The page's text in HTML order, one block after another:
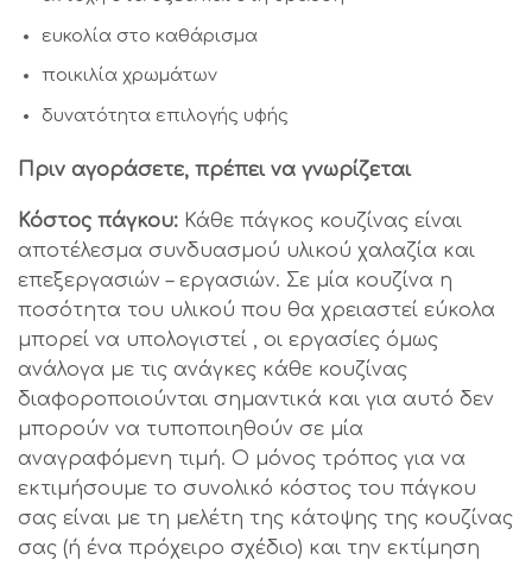
ευκολία στο καθάρισμα
ποικιλία χρωμάτων
δυνατότητα επιλογής υφής
Πριν αγοράσετε, πρέπει να γνωρίζεται
Κόστος πάγκου: Κάθε πάγκος κουζίνας είναι
αποτέλεσμα συνδυασμού υλικού χαλαζία και
επεξεργασιών – εργασιών. Σε μία κουζίνα η
ποσότητα του υλικού που θα χρειαστεί εύκολα
μπορεί να υπολογιστεί , οι εργασίες όμως
ανάλογα με τις ανάγκες κάθε κουζίνας
διαφοροποιούνται σημαντικά και για αυτό δεν
μπορούν να τυποποιηθούν σε μία
αναγραφόμενη τιμή. Ο μόνος τρόπος για να
εκτιμήσουμε το συνολικό κόστος του πάγκου
σας είναι με τη μελέτη της κάτοψης της κουζίνας
σας (ή ένα πρόχειρο σχέδιο) και την εκτίμηση